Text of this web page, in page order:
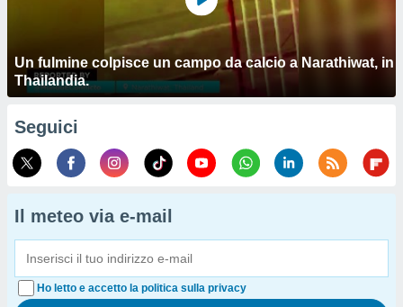
Un fulmine colpisce un campo da calcio a Narathiwat, in
Thailandia.
Seguici
Il meteo via e-mail
Ho letto e accetto la politica sulla privacy